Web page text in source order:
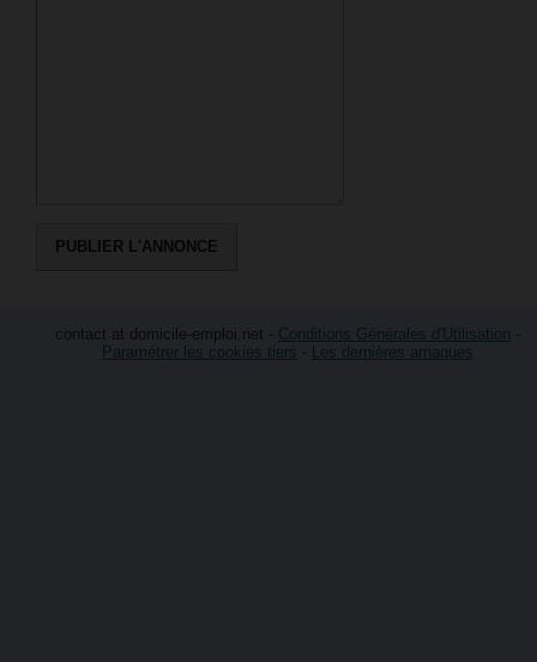
contact at domicile-emploi.net - Conditions Générales d'Utilisation -
Paramétrer les cookies tiers - Les dernières arnaques